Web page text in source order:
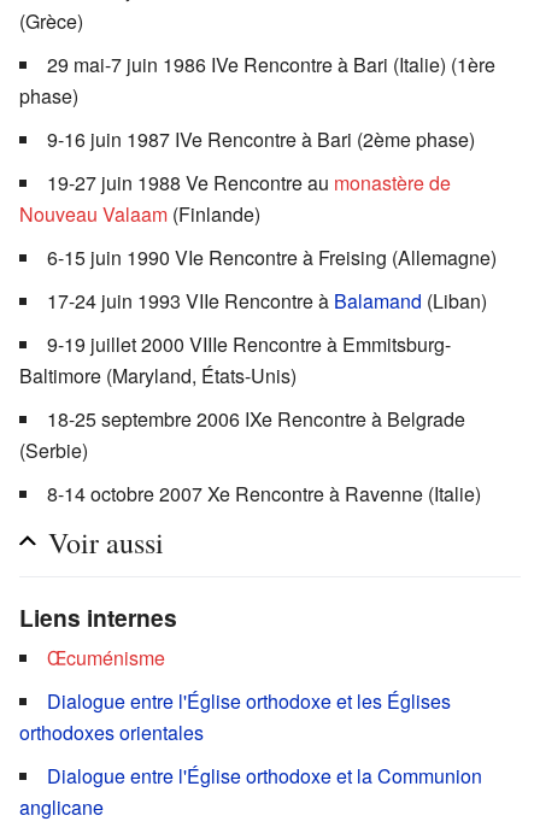
(Grèce)
29 mai-7 juin 1986 IVe Rencontre à Bari (Italie) (1ère
phase)
9-16 juin 1987 IVe Rencontre à Bari (2ème phase)
19-27 juin 1988 Ve Rencontre au monastère de
Nouveau Valaam (Finlande)
6-15 juin 1990 VIe Rencontre à Freising (Allemagne)
17-24 juin 1993 VIIe Rencontre à Balamand (Liban)
9-19 juillet 2000 VIIIe Rencontre à Emmitsburg-
Baltimore (Maryland, États-Unis)
18-25 septembre 2006 IXe Rencontre à Belgrade
(Serbie)
8-14 octobre 2007 Xe Rencontre à Ravenne (Italie)
Voir aussi
Liens internes
Œcuménisme
Dialogue entre l'Église orthodoxe et les Églises
orthodoxes orientales
Dialogue entre l'Église orthodoxe et la Communion
anglicane